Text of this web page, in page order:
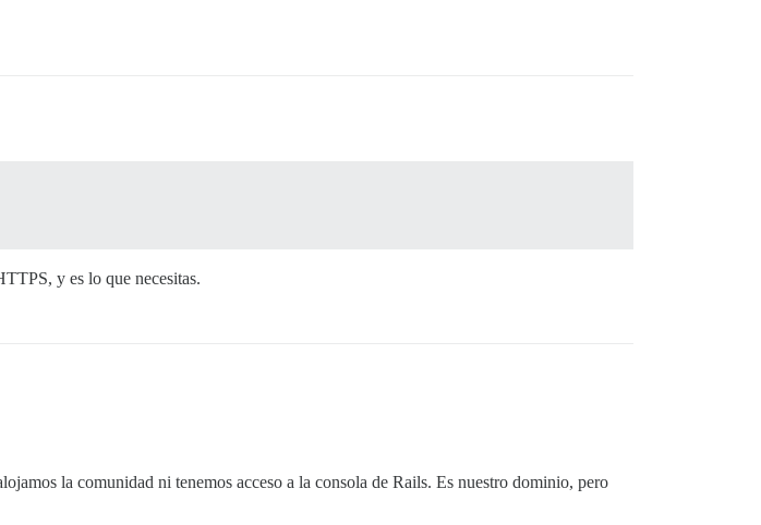
y es lo que necesitas.
la comunidad ni tenemos acceso a la consola de Rails. Es nuestro dominio, pero